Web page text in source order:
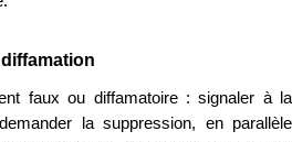
faux ou diffamatoire : signaler à la
la suppression, en parallèle